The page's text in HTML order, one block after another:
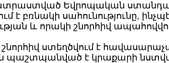
Եվրոպական
է բռնակի սահունությունը,
և որակի շնորհիվ
ստեղծվում է
պաշտպանված է կրաքարի